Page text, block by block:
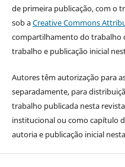
de primeira publicação, com o
sob aCreative Commons
compartilhamento do trabalho
trabalho e publicação inicial
Autores têm autorização para
separadamente, para
trabalho publicada nesta
institucional ou como capítulo
autoria e publicação inicial